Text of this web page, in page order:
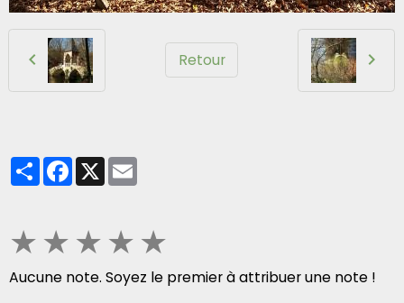
Retour
PartagerFacebook
X
★★★★★
Aucune note. Soyez le premier à attribuer une note !